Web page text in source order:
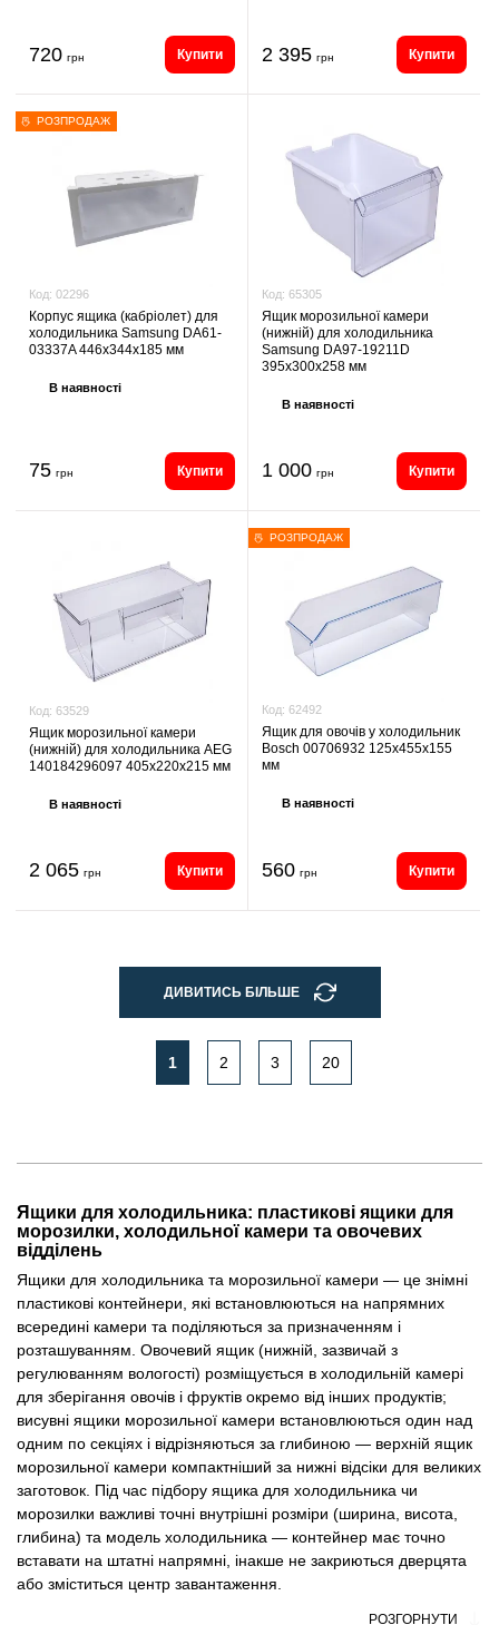
720 грн Купити 2 395 грн Купити
Код: 02296
Корпус ящика (кабріолет) для
холодильника Samsung DA61-
03337A 446х344х185 мм
РОЗПРОДАЖ
В наявності
75 грн Купити
Код: 65305
Ящик морозильної камери
(нижній) для холодильника
Samsung DA97-19211D
395х300х258 мм
В наявності
1 000 грн Купити
Код: 63529
Ящик морозильної камери
(нижній) для холодильника AEG
140184296097 405х220х215 мм
В наявності
2 065 грн Купити
Код: 62492
Ящик для овочів у холодильник
Bosch 00706932 125х455х155
мм
РОЗПРОДАЖ
В наявності
560 грн Купити
ДИВИТИСЬ БІЛЬШЕ
1 2 3 20
Ящики для холодильника: пластикові ящики для
морозилки, холодильної камери та овочевих
відділень
Ящики для холодильника та морозильної камери — це знімні
пластикові контейнери, які встановлюються на напрямних
всередині камери та поділяються за призначенням і
розташуванням. Овочевий ящик (нижній, зазвичай з
регулюванням вологості) розміщується в холодильній камері
для зберігання овочів і фруктів окремо від інших продуктів;
висувні ящики морозильної камери встановлюються один над
одним по секціях і відрізняються за глибиною — верхній ящик
морозильної камери компактніший за нижні відсіки для великих
заготовок. Під час підбору ящика для холодильника чи
морозилки важливі точні внутрішні розміри (ширина, висота,
глибина) та модель холодильника — контейнер має точно
вставати на штатні напрямні, інакше не закриються дверцята
або зміститься центр завантаження.
РОЗГОРНУТИ